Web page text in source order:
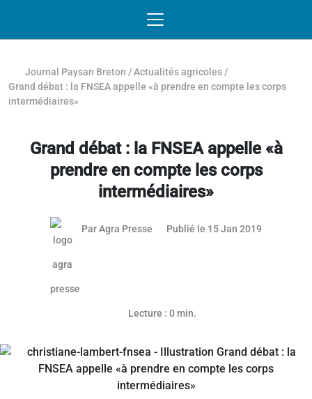
Journal Paysan Breton /Actualités agricoles /
Grand débat : la FNSEA appelle «à prendre en compte les corps
intermédiaires»
Grand débat : la FNSEA appelle «à
prendre en compte les corps
intermédiaires»
ParAgra Presse Publié le 15 Jan 2019
Lecture : 0 min.